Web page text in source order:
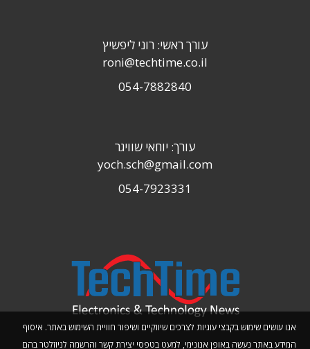
אנו עושים שימוש בקבצי עוגיות לצרכים שיווקיים ושיפור חוויית השימוש באתר. איסוף
המידע באתר נעשה באופן אנונימי, למעט בטפסי יצירת קשר והרשמה לניוזלטר בהם
עורך ראשי: רוני ליפשיץ
roni@techtime.co.il
054-7882840
עורך: יוחאי שוויגר
yoch.sch@gmail.com
054-7923331